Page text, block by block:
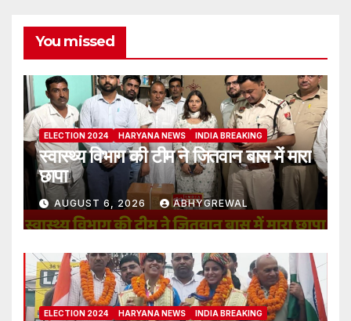
You missed
ELECTION 2024 HARYANA NEWS INDIA BREAKING
स्वास्थ्य विभाग की टीम ने जितवान बास में मारा
छापा
AUGUST 6, 2026 ABHYGREWAL
ELECTION 2024 HARYANA NEWS INDIA BREAKING